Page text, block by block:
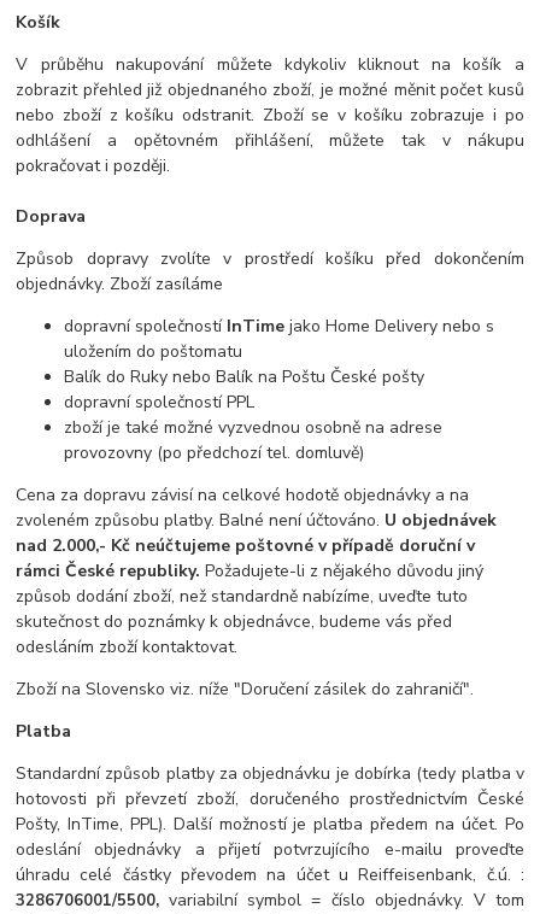
Košík
V průběhu nakupování můžete kdykoliv kliknout na košík a
zobrazit přehled již objednaného zboží, je možné měnit počet kusů
nebo zboží z košíku odstranit. Zboží se v košíku zobrazuje i po
odhlášení a opětovném přihlášení, můžete tak v nákupu
pokračovat i později.
Doprava
Způsob dopravy zvolíte v prostředí košíku před dokončením
objednávky. Zboží zasíláme
dopravní společností InTime jako Home Delivery nebo s
uložením do poštomatu
Balík do Ruky nebo Balík na Poštu České pošty
dopravní společností PPL
zboží je také možné vyzvednou osobně na adrese
provozovny (po předchozí tel. domluvě)
Cena za dopravu závisí na celkové hodotě objednávky a na
zvoleném způsobu platby. Balné není účtováno. U objednávek
nad 2.000,- Kč neúčtujeme poštovné v případě doruční v
rámci České republiky. Požadujete-li z nějakého důvodu jiný
způsob dodání zboží, než standardně nabízíme, uveďte tuto
skutečnost do poznámky k objednávce, budeme vás před
odesláním zboží kontaktovat.
Zboží na Slovensko viz. níže "Doručení zásilek do zahraničí".
Platba
Standardní způsob platby za objednávku je dobírka (tedy platba v
hotovosti při převzetí zboží, doručeného prostřednictvím České
Pošty, InTime, PPL). Další možností je platba předem na účet. Po
odeslání objednávky a přijetí potvrzujícího e-mailu proveďte
úhradu celé částky převodem na účet u Reiffeisenbank, č.ú. :
3286706001/5500,variabilní symbol = číslo objednávky. V tom